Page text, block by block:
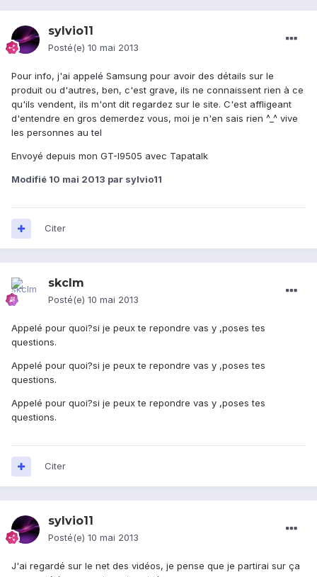
sylvio11
Posté(e) 10 mai 2013
Pour info, j'ai appelé Samsung pour avoir des détails sur le
produit ou d'autres, ben, c'est grave, ils ne connaissent rien à ce
qu'ils vendent, ils m'ont dit regardez sur le site. C'est affligeant
d'entendre en gros demerdez vous, moi je n'en sais rien ^_^ vive
les personnes au tel
Envoyé depuis mon GT-I9505 avec Tapatalk
Modifié 10 mai 2013 par sylvio11
Citer
skclm
Posté(e) 10 mai 2013
Appelé pour quoi?si je peux te repondre vas y ,poses tes
questions.
Appelé pour quoi?si je peux te repondre vas y ,poses tes
questions.
Appelé pour quoi?si je peux te repondre vas y ,poses tes
questions.
Citer
sylvio11
Posté(e) 10 mai 2013
J'ai regardé sur le net des vidéos, je pense que je partirai sur ça